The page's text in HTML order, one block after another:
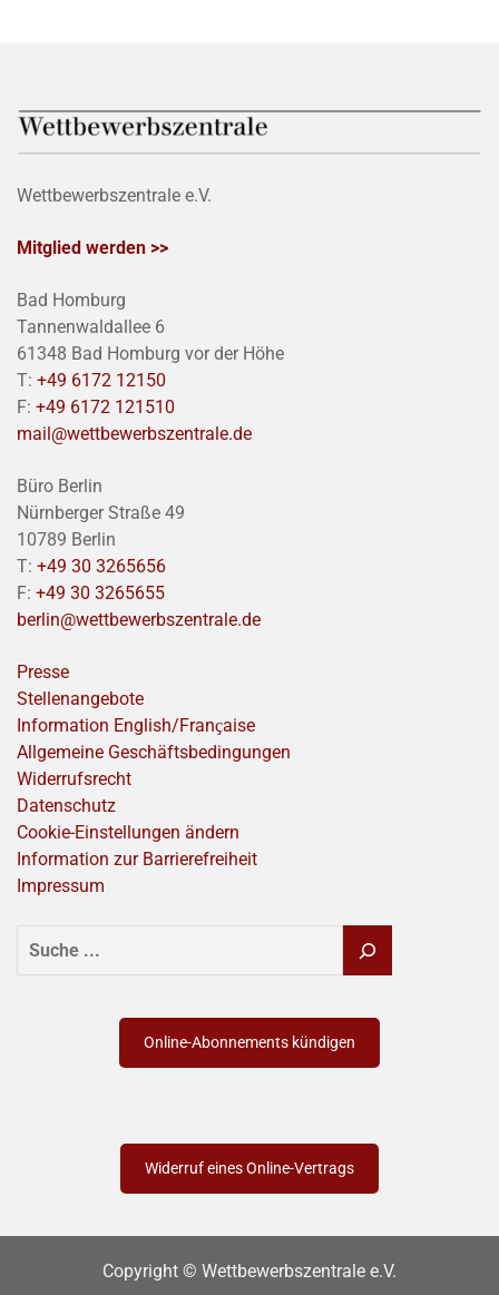
Wettbewerbszentrale e.V.
Mitglied werden >>
Bad Homburg
Tannenwaldallee 6
61348 Bad Homburg vor der Höhe
T: +49 6172 12150
F: +49 6172 121510
mail@wettbewerbszentrale.de
Büro Berlin
Nürnberger Straße 49
10789 Berlin
T: +49 30 3265656
F: +49 30 3265655
berlin@wettbewerbszentrale.de
Presse
Stellenangebote
Information English/Franҫaise
Allgemeine Geschäftsbedingungen
Widerrufsrecht
Datenschutz
Cookie-Einstellungen ändern
Information zur Barrierefreiheit
Impressum
SUCHEN
Online-Abonnements kündigen
Widerruf eines Online-Vertrags
Copyright © Wettbewerbszentrale e.V.